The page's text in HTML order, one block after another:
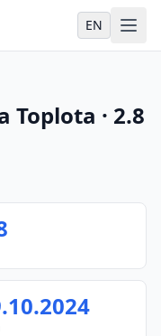
EN
Toplota · 2.8